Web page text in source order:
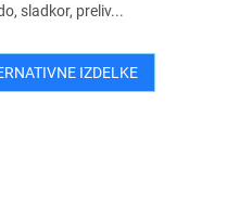
sladkor, preliv...
IZDELKE